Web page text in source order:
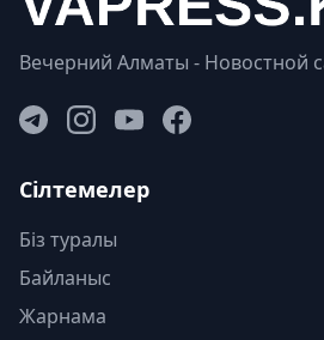
Вечерний Алматы - Новостной
Сілтемелер
Біз туралы
Байланыс
Жарнама